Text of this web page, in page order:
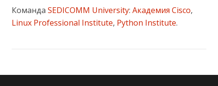
Команда SEDICOMM University: Академия Cisco,
Linux Professional Institute, Python Institute.